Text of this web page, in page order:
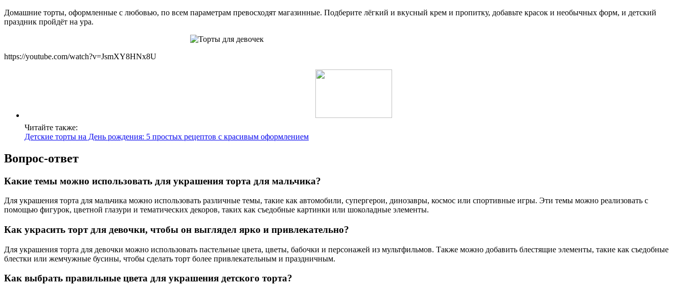
Домашние торты, оформленные с любовью, по всем параметрам превосходят магазинные. Подберите лёгкий и вкусный крем и пропитку, добавьте красок и необычных форм, и детский
праздник пройдёт на ура.
https://youtube.com/watch?v=JsmXY8HNx8U
Читайте также:
Детские торты на День рождения: 5 простых рецептов с красивым оформлением
Вопрос-ответ
Какие темы можно использовать для украшения торта для мальчика?
Для украшения торта для мальчика можно использовать различные темы, такие как автомобили, супергерои, динозавры, космос или спортивные игры. Эти темы можно реализовать с
помощью фигурок, цветной глазури и тематических декоров, таких как съедобные картинки или шоколадные элементы.
Как украсить торт для девочки, чтобы он выглядел ярко и привлекательно?
Для украшения торта для девочки можно использовать пастельные цвета, цветы, бабочки и персонажей из мультфильмов. Также можно добавить блестящие элементы, такие как съедобные
блестки или жемчужные бусины, чтобы сделать торт более привлекательным и праздничным.
Как выбрать правильные цвета для украшения детского торта?